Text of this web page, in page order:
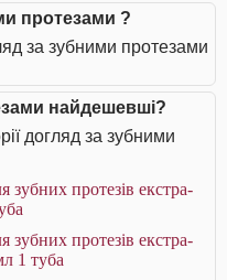
протезами ?
за зубними протезами
найдешевші?
догляд за зубними
протезів екстра-
протезів екстра-
1 туба